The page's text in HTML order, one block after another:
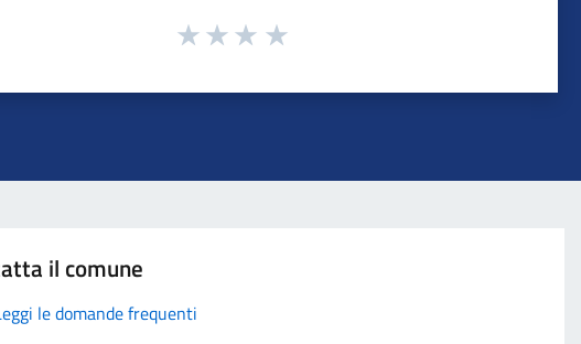
il comune
le domande frequenti